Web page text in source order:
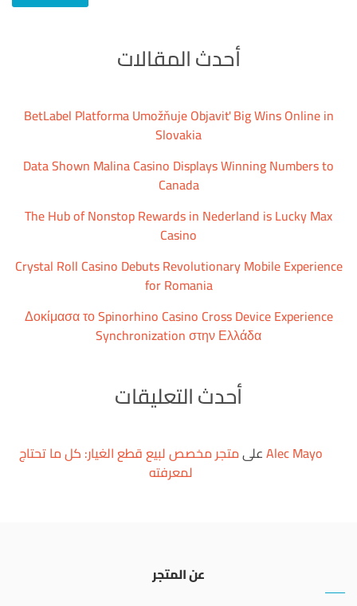
أحدث المقالات
BetLabel Platforma Umožňuje Objaviť Big Wins Online in
Slovakia
Data Shown Malina Casino Displays Winning Numbers to
Canada
The Hub of Nonstop Rewards in Nederland is Lucky Max
Casino
Crystal Roll Casino Debuts Revolutionary Mobile Experience
for Romania
Δοκίμασα το Spinorhino Casino Cross Device Experience
Synchronization στην Ελλάδα
أحدث التعليقات
Alec Mayoعلىمتجر مخصص لبيع قطع الغيار: كل ما تحتاج
لمعرفته
عن المتجر